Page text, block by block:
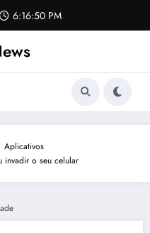
6:16:50 PM
Aplicativos
invadir o seu celular